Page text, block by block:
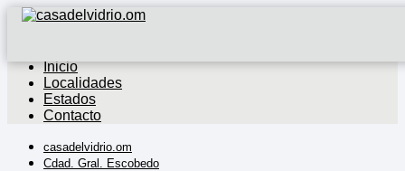
Inicio
Localidades
Estados
Contacto
casadelvidrio.om
Cdad. Gral. Escobedo